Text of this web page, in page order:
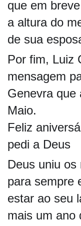
que em
a altura do
de sua
Por fim, Luiz
mensagem
Genevra que
Maio.
Feliz
pedi a Deus
Deus uniu
para sempre
estar ao seu
mais um ano